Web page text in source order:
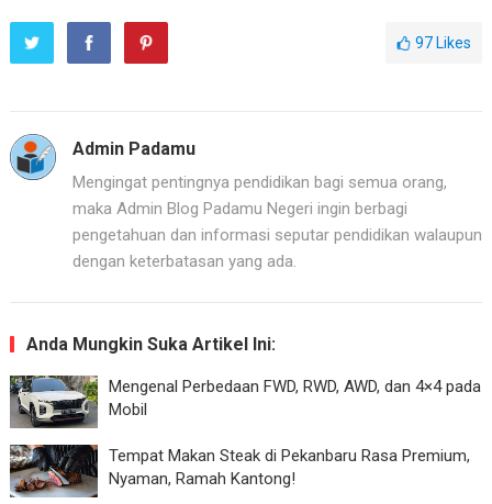
97Likes
Admin Padamu
Mengingat pentingnya pendidikan bagi semua orang,
maka Admin Blog Padamu Negeri ingin berbagi
pengetahuan dan informasi seputar pendidikan walaupun
dengan keterbatasan yang ada.
Anda Mungkin Suka Artikel Ini:
Mengenal Perbedaan FWD, RWD, AWD, dan 4×4 pada
Mobil
Tempat Makan Steak di Pekanbaru Rasa Premium,
Nyaman, Ramah Kantong!